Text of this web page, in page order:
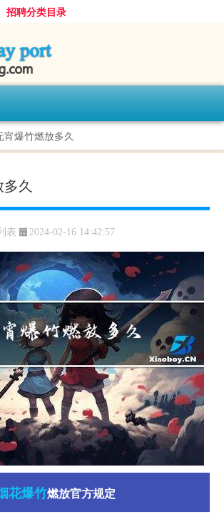
招聘分类目录
宵爆竹燃放多久
久
表 2024-02-16 14:42:57
花爆竹燃放官方规定